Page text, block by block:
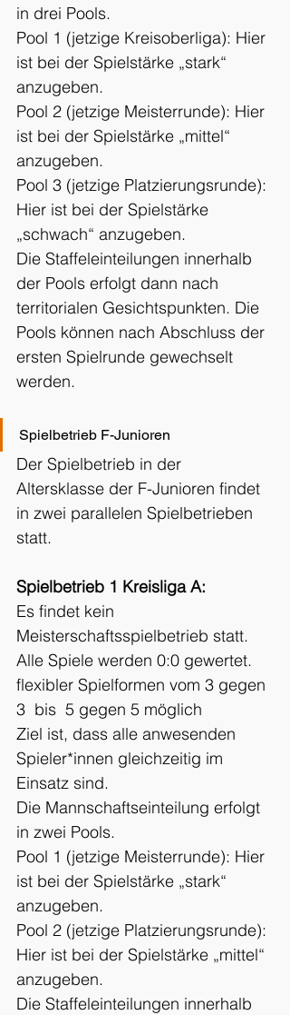
in drei Pools.
Pool 1 (jetzige Kreisoberliga): Hier
ist bei der Spielstärke „stark“
anzugeben.
Pool 2 (jetzige Meisterrunde): Hier
ist bei der Spielstärke „mittel“
anzugeben.
Pool 3 (jetzige Platzierungsrunde):
Hier ist bei der Spielstärke
„schwach“ anzugeben.
Die Staffeleinteilungen innerhalb
der Pools erfolgt dann nach
territorialen Gesichtspunkten. Die
Pools können nach Abschluss der
ersten Spielrunde gewechselt
werden.
Spielbetrieb F-Junioren
Der Spielbetrieb in der
Altersklasse der F-Junioren findet
in zwei parallelen Spielbetrieben
statt.
Spielbetrieb 1 Kreisliga A:
Es findet kein
Meisterschaftsspielbetrieb statt.
Alle Spiele werden 0:0 gewertet.
flexibler Spielformen vom 3 gegen
3  bis  5 gegen 5 möglich
Ziel ist, dass alle anwesenden
Spieler*innen gleichzeitig im
Einsatz sind.
Die Mannschaftseinteilung erfolgt
in zwei Pools.
Pool 1 (jetzige Meisterrunde): Hier
ist bei der Spielstärke „stark“
anzugeben.
Pool 2 (jetzige Platzierungsrunde):
Hier ist bei der Spielstärke „mittel“
anzugeben.
Die Staffeleinteilungen innerhalb